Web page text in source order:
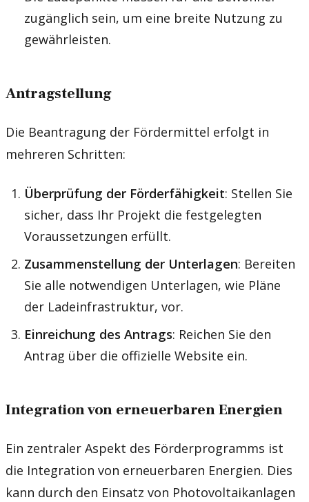
zugänglich sein, um eine breite Nutzung zu
gewährleisten.
Antragstellung
Die Beantragung der Fördermittel erfolgt in
mehreren Schritten:
Überprüfung der Förderfähigkeit: Stellen Sie
sicher, dass Ihr Projekt die festgelegten
Voraussetzungen erfüllt.
Zusammenstellung der Unterlagen: Bereiten
Sie alle notwendigen Unterlagen, wie Pläne
der Ladeinfrastruktur, vor.
Einreichung des Antrags: Reichen Sie den
Antrag über die offizielle Website ein.
Integration von erneuerbaren Energien
Ein zentraler Aspekt des Förderprogramms ist
die Integration von erneuerbaren Energien. Dies
kann durch den Einsatz von Photovoltaikanlagen